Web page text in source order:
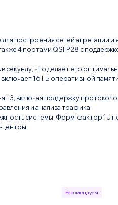
построения сетей агрегации и
4 портами QSFP28 с
что делает его
16 ГБ оперативной
включая поддержку протоколов
и анализа трафика.
системы. Форм-фактор 1U
центры.
Рекомендуем